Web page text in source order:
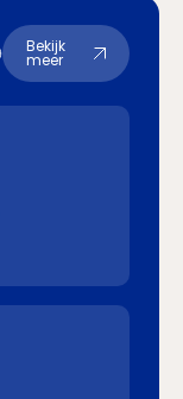
Bekijk
meer